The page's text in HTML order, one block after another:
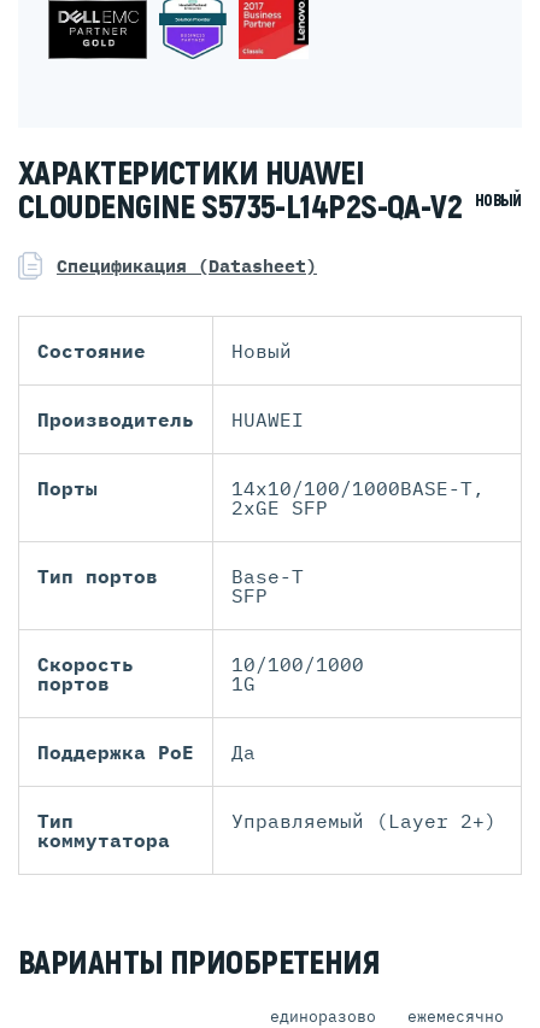
ХАРАКТЕРИСТИКИ HUAWEI
CLOUDENGINE S5735-L14P2S-QA-V2
НОВЫЙ
Спецификация (Datasheet)
Состояние Новый
Производитель HUAWEI
Порты
14x10/100/1000BASE-T,
2xGE SFP
Тип портов
Base-T
SFP
Скорость
портов
10/100/1000
1G
Поддержка PoE Да
Тип
коммутатора
Управляемый (Layer 2+)
ВАРИАНТЫ ПРИОБРЕТЕНИЯ
единоразово ежемесячно